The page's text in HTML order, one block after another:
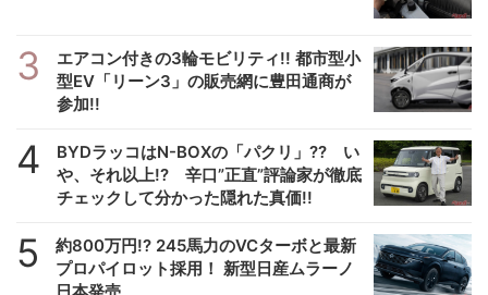
3
エアコン付きの3輪モビリティ!! 都市型小
型EV「リーン3」の販売網に豊田通商が
参加!!
4
BYDラッコはN-BOXの「パクリ」?? い
や、それ以上!? 辛口”正直”評論家が徹底
チェックして分かった隠れた真価!!
5
約800万円!? 245馬力のVCターボと最新
プロパイロット採用！ 新型日産ムラーノ